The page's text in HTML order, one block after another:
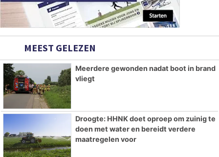
MEEST GELEZEN
Meerdere gewonden nadat boot in brand
vliegt
Droogte: HHNK doet oproep om zuinig te
doen met water en bereidt verdere
maatregelen voor